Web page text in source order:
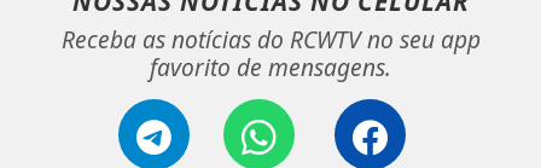
Receba as notícias do RCWTV no seu app
favorito de mensagens.